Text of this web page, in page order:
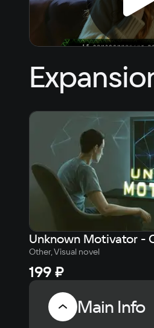
Unknown Motivator -
Other, Visual novel
199 ₽
Main Info